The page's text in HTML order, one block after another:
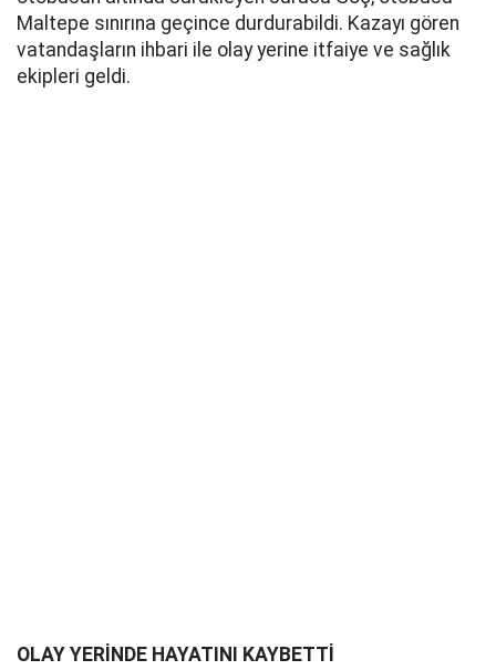
Maltepe sınırına geçince durdurabildi. Kazayı gören
vatandaşların ihbari ile olay yerine itfaiye ve sağlık
ekipleri geldi.
OLAY YERİNDE HAYATINI KAYBETTİ